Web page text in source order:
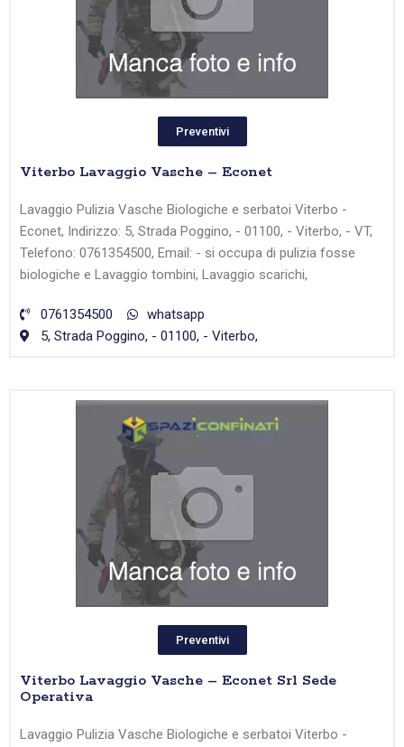
Preventivi
Viterbo Lavaggio Vasche – Econet
Lavaggio Pulizia Vasche Biologiche e serbatoi Viterbo -
Econet, Indirizzo: 5, Strada Poggino, - 01100, - Viterbo, - VT,
Telefono: 0761354500, Email: - si occupa di pulizia fosse
biologiche e Lavaggio tombini, Lavaggio scarichi,
0761354500
whatsapp
5, Strada Poggino, - 01100, - Viterbo,
Preventivi
Viterbo Lavaggio Vasche – Econet Srl Sede
Operativa
Lavaggio Pulizia Vasche Biologiche e serbatoi Viterbo -